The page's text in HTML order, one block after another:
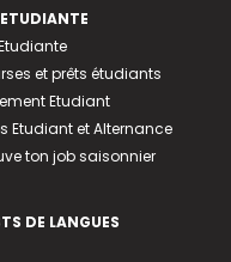
et prêts étudiants
Etudiant
Etudiant et Alternance
ton job saisonnier
DE LANGUES